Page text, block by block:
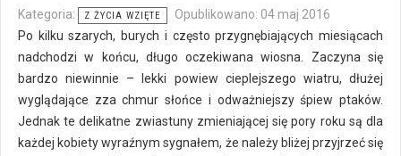
Kategoria: Z ŻYCIA WZIĘTE
Opublikowano: 04 maj 2016
Po kilku szarych, burych i często przygnębiających miesiącach
nadchodzi w końcu, długo oczekiwana wiosna. Zaczyna się
bardzo niewinnie – lekki powiew cieplejszego wiatru, dłużej
wyglądające zza chmur słońce i odważniejszy śpiew ptaków.
Jednak te delikatne zwiastuny zmieniającej się pory roku są dla
każdej kobiety wyraźnym sygnałem, że należy bliżej przyjrzeć się